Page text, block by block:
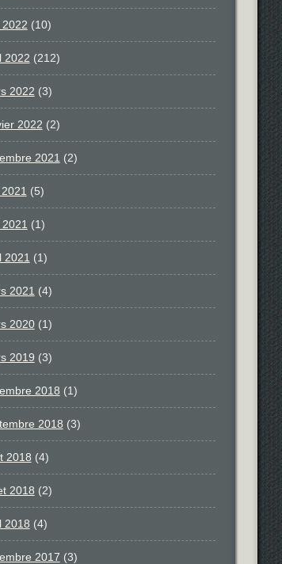
2022 (10)
2022 (212)
2022 (3)
2022 (2)
2021 (2)
(5)
(1)
2021 (1)
2021 (4)
2020(1)
2019 (3)
2018 (1)
2018 (3)
2018 (4)
2018 (2)
2018 (4)
2017 (3)